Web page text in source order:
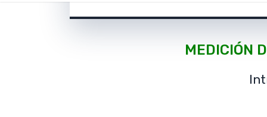
MEDICIÓN